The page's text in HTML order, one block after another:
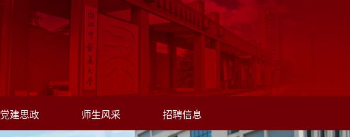
党建思政 师生风采 招聘信息